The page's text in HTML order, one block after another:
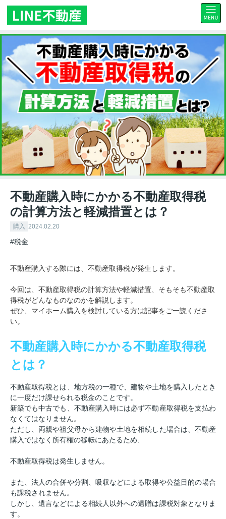
不動産購入時にかかる不動産取得税
の計算方法と軽減措置とは？
購入 2024.02.20
#税金
不動産購入する際には、不動産取得税が発生します。
今回は、不動産取得税の計算方法や軽減措置、そもそも不動産取
得税がどんなものなのかを解説します。
ぜひ、マイホーム購入を検討している方は記事をご一読くださ
い。
不動産購入時にかかる不動産取得税
とは？
不動産取得税とは、地方税の一種で、建物や土地を購入したとき
に一度だけ課せられる税金のことです。
新築でも中古でも、不動産購入時には必ず不動産取得税を支払わ
なくてはなりません。
ただし、両親や祖父母から建物や土地を相続した場合は、不動産
購入ではなく所有権の移転にあたるため、
不動産取得税は発生しません。
また、法人の合併や分割、吸収などによる取得や公益目的の場合
も課税されません。
しかし、遺言などによる相続人以外への遺贈は課税対象となりま
す。